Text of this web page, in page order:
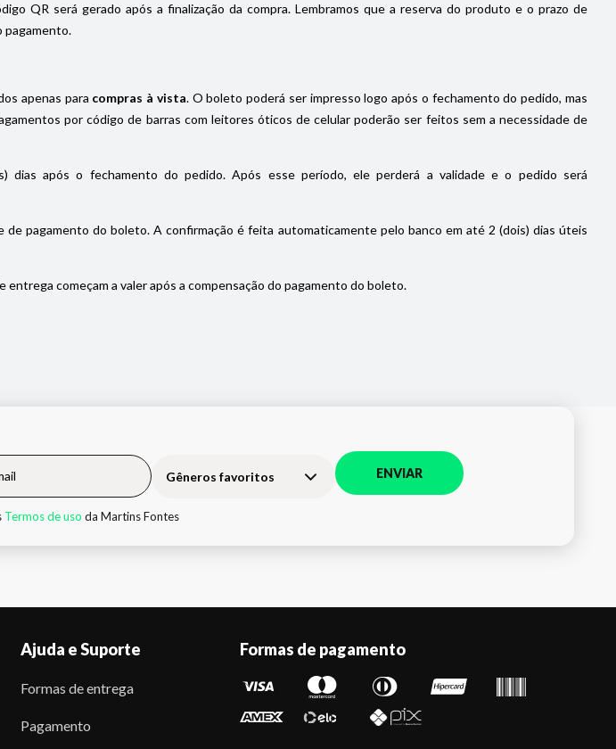
QR será gerado após a finalização da compra. Lembramos que a reserva do produto e o prazo de
pagamento.
apenas para compras à vista. O boleto poderá ser impresso logo após o fechamento do pedido, mas
por código de barras com leitores óticos de celular poderão ser feitos sem a necessidade de
após o fechamento do pedido. Após esse período, ele perderá a validade e o pedido será
de pagamento do boleto. A confirmação é feita automaticamente pelo banco em até 2 (dois) dias úteis
entrega começam a valer após a compensação do pagamento do boleto.
Gêneros favoritos ENVIAR
Termos de uso da Martins Fontes
Ajuda e Suporte
Formas de entrega
Pagamento
Formas de pagamento